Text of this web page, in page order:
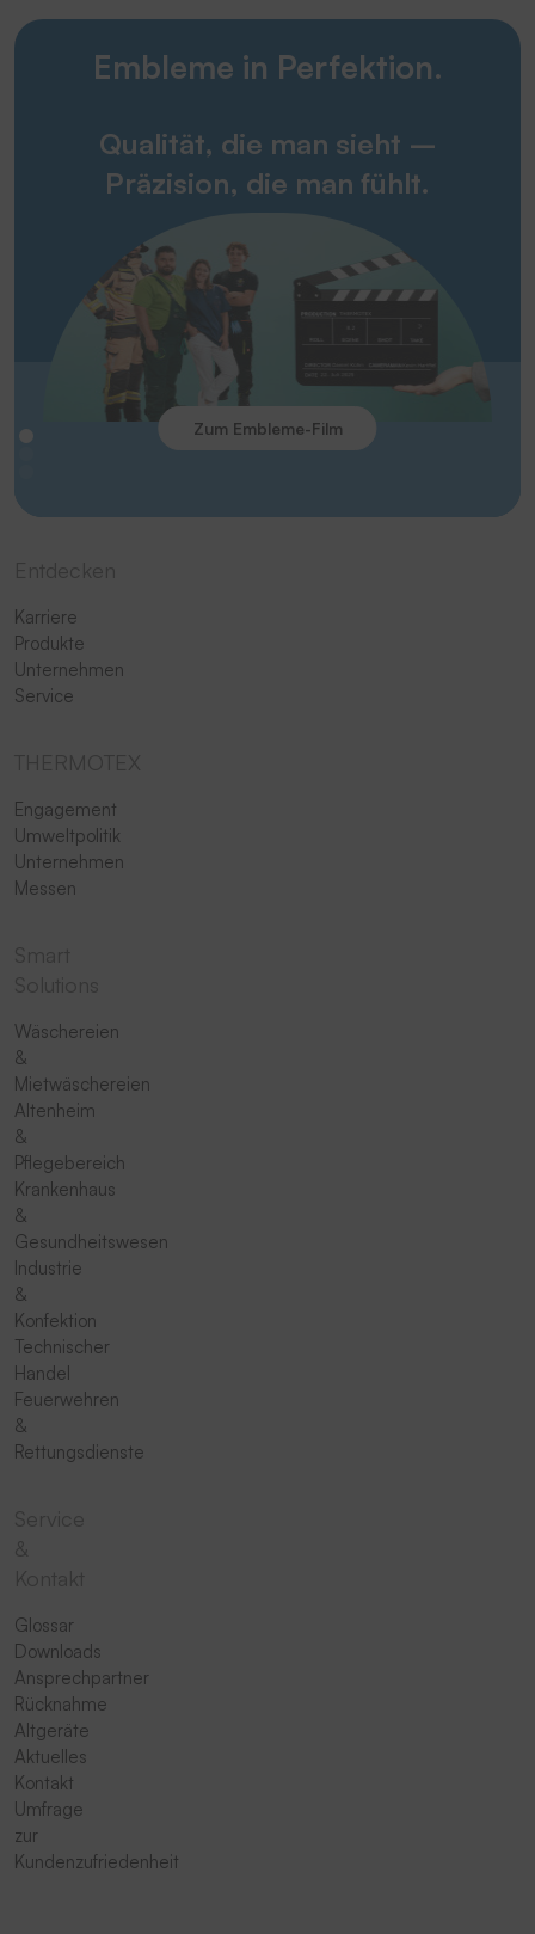
Embleme in Perfektion.
Qualität, die man sieht –
Präzision, die man fühlt.
Zum Embleme-Film
Karriere
Produkte
Unternehmen
Service
Engagement
Umweltpolitik
Unternehmen
Messen
Wäschereien
&
Mietwäschereien
Altenheim
&
Pflegebereich
Krankenhaus
&
Gesundheitswesen
Industrie
&
Konfektion
Technischer
Handel
Feuerwehren
&
Rettungsdienste
Glossar
Downloads
Ansprechpartner
Rücknahme
Altgeräte
Aktuelles
Kontakt
Umfrage
zur
Kundenzufriedenheit